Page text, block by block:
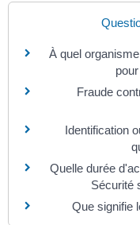
À quel
Fraude
Identification
Quelle durée
Sécurité
Que signifie